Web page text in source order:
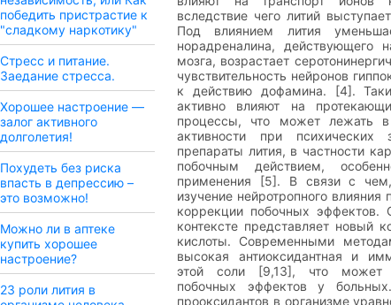
победить пристрастие к
"сладкому наркотику"
Стресс и питание.
Заедание стресса.
Хорошее настроение —
залог активного
долголетия!
Похудеть без риска
впасть в депрессию –
это возможно!
Можно ли в аптеке
купить хорошее
настроение?
23 роли лития в
вследствие чего литий
Под влиянием лития
норадреналина, действующего
мозга, возрастает
чувствительность нейронов
к действию дофамина. [4].
активно влияют на
процессы, что может лежать в
активности при психических
препараты лития, в частности
побочным действием,
применения [5]. В связи с чем,
изучение нейротропного влияния
коррекции побочных эффектов.
контексте представляет новый
кислоты. Современными
высокая антиоксидантная и
этой соли [9,13], что может
побочных эффектов у
прооксидантов в организме